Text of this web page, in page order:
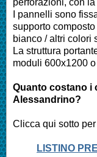
I pannelli sono
supporto
bianco / altri colori
La struttura
moduli 600x1200
Quanto costano i
Alessandrino?
Clicca qui sotto
LISTINO